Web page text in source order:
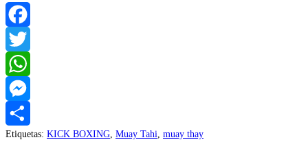
Facebook
Twitter
WhatsApp
Messenger
Compartir
Etiquetas: KICK BOXING, Muay Tahi, muay thay